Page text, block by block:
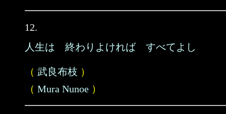
12.
人生は 終わりよければ すべてよし
（ 武良布枝 ）
（ Mura Nunoe ）